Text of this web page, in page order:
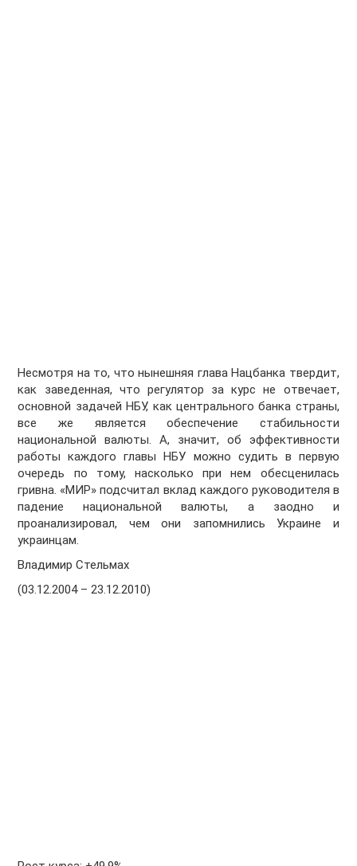
Несмотря на то, что нынешняя глава Нацбанка твердит,
как заведенная, что регулятор за курс не отвечает,
основной задачей НБУ, как центрального банка страны,
все же является обеспечение стабильности
национальной валюты. А, значит, об эффективности
работы каждого главы НБУ можно судить в первую
очередь по тому, насколько при нем обесценилась
гривна. «МИР» подсчитал вклад каждого руководителя в
падение национальной валюты, а заодно и
проанализировал, чем они запомнились Украине и
украинцам.
Владимир Стельмах
(03.12.2004 – 23.12.2010)